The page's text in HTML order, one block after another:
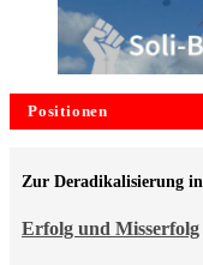
Positionen
Erfolg und Misserfolg
Zur Deradikalisierung